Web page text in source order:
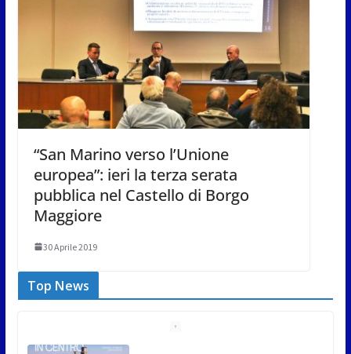
“San Marino verso l’Unione
europea”: ieri la terza serata
pubblica nel Castello di Borgo
Maggiore
30 Aprile 2019
Top News